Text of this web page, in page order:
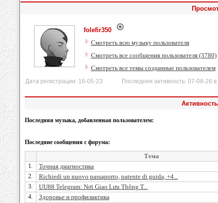
folefir350
Смотреть всю музыку пользователя
Смотреть все сообщения пользователя (3780)
Смотреть все темы созданные пользователем
Дата регистрации: 16-05-23 Последняя активность: 07-08-26 в
Последняя музыка, добавленная пользователем:
Последние сообщения с форума:
Тема
1. Точная диагностика
2. Richiedi un nuovo passaporto, patente di guida, +4...
3. UU88 Telegram: Nơi Giao Lưu Thông T...
4. Здоровье и профилактика